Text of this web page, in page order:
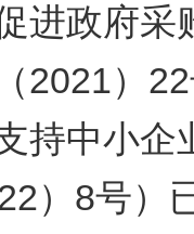
进政府
2021）
持中小
）8号